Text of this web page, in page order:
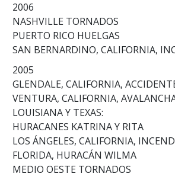
2006
NASHVILLE TORNADOS
PUERTO RICO HUELGAS
SAN BERNARDINO, CALIFORNIA,
2005
GLENDALE, CALIFORNIA,
VENTURA, CALIFORNIA,
LOUISIANA Y TEXAS:
HURACANES KATRINA Y RITA
LOS ÁNGELES, CALIFORNIA,
FLORIDA, HURACÁN WILMA
MEDIO OESTE TORNADOS